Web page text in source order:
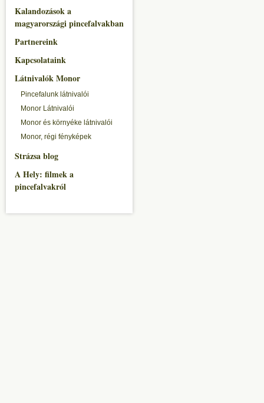
Kalandozások a
magyarországi pincefalvakban
Partnereink
Kapcsolataink
Látnivalók Monor
Pincefalunk látnivalói
Monor Látnivalói
Monor és környéke látnivalói
Monor, régi fényképek
Strázsa blog
A Hely: filmek a
pincefalvakról